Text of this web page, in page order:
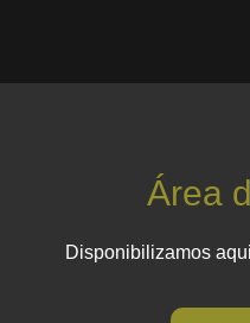
Área
Disponibilizamos